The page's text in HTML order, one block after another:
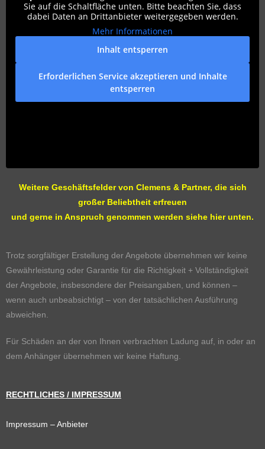
Sie auf die Schaltfläche unten. Bitte beachten Sie, dass
dabei Daten an Drittanbieter weitergegeben werden.
Mehr Informationen
Inhalt entsperren
Erforderlichen Service akzeptieren und Inhalte
entsperren
Weitere Geschäftsfelder von Clemens & Partner, die sich
großer Beliebtheit erfreuen
und gerne in Anspruch genommen werden siehe hier unten.
Trotz sorgfältiger Erstellung der Angebote übernehmen wir keine
Gewährleistung oder Garantie für die Richtigkeit + Vollständigkeit
der Angebote, insbesondere der Preisangaben, und können –
wenn auch unbeabsichtigt – von der tatsächlichen Ausführung
abweichen.
Für Schäden an der von Ihnen verbrachten Ladung auf, in oder an
dem Anhänger übernehmen wir keine Haftung.
RECHTLICHES / IMPRESSUM
Impressum – Anbieter